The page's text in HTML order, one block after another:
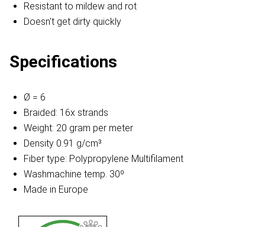
Resistant to mildew and rot
Doesn't get dirty quickly
Specifications
Ø = 6
Braided: 16x strands
Weight: 20 gram per meter
Density 0.91 g/cm³
Fiber type: Polypropylene Multifilament
Washmachine temp. 30º
Made in Europe